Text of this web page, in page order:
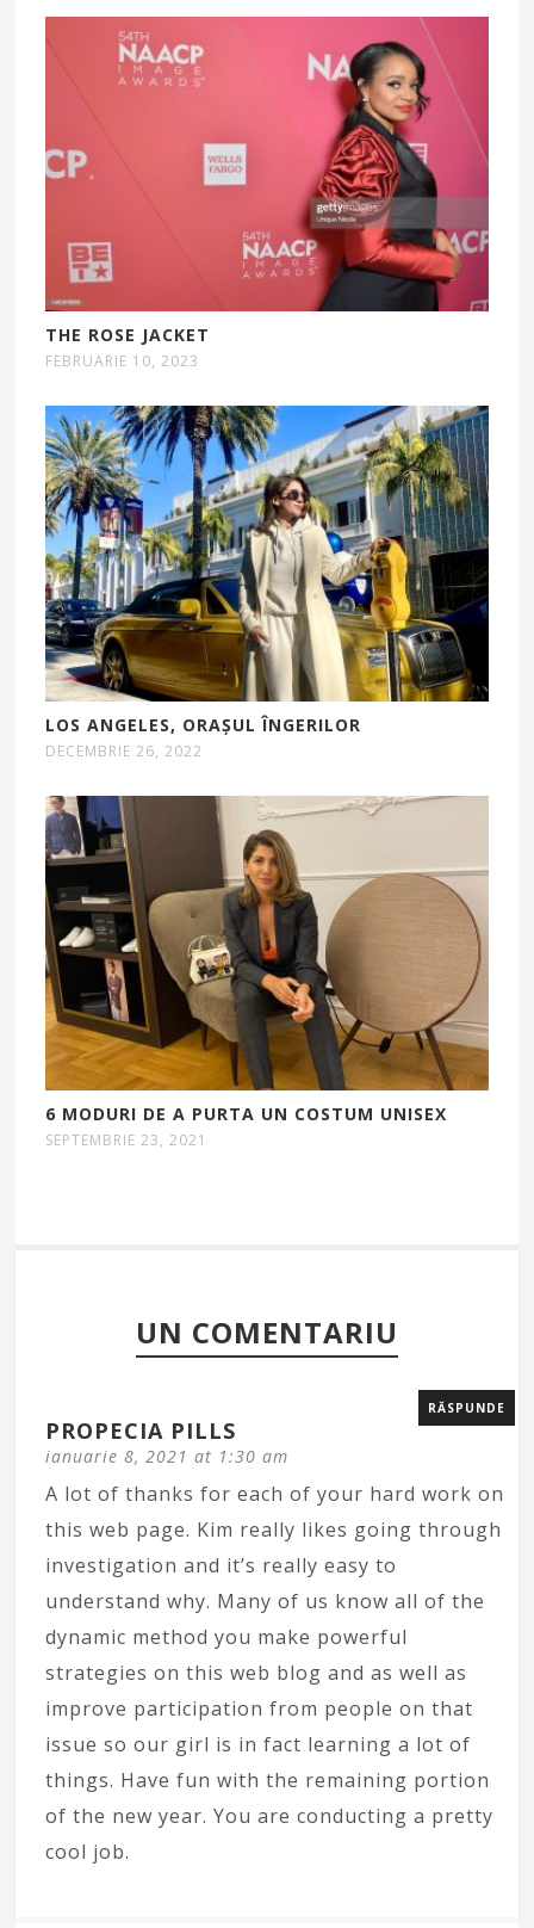
THE ROSE JACKET
FEBRUARIE 10, 2023
LOS ANGELES, ORAȘUL ÎNGERILOR
DECEMBRIE 26, 2022
6 MODURI DE A PURTA UN COSTUM UNISEX
SEPTEMBRIE 23, 2021
UN COMENTARIU
PROPECIA PILLS
ianuarie 8, 2021 at 1:30 am
RĂSPUNDE
A lot of thanks for each of your hard work on
this web page. Kim really likes going through
investigation and it’s really easy to
understand why. Many of us know all of the
dynamic method you make powerful
strategies on this web blog and as well as
improve participation from people on that
issue so our girl is in fact learning a lot of
things. Have fun with the remaining portion
of the new year. You are conducting a pretty
cool job.